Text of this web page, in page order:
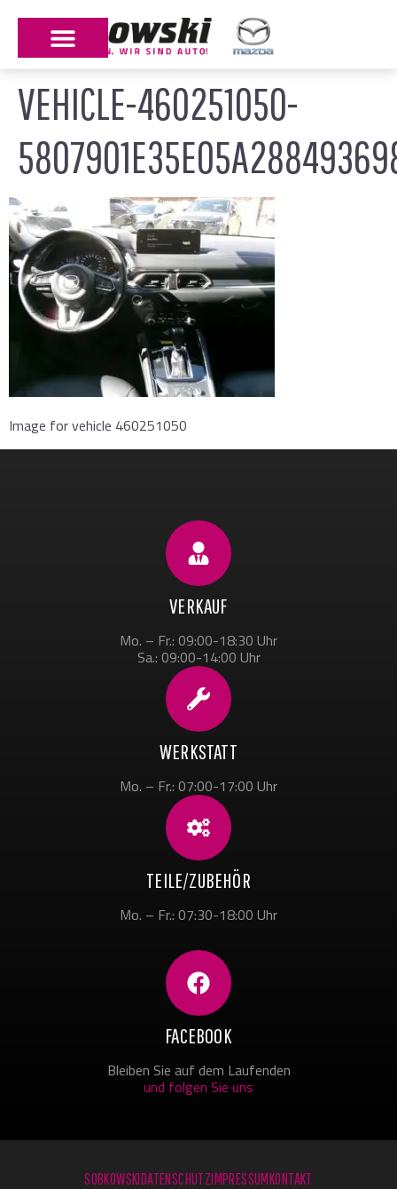
VEHICLE-460251050-
Image for vehicle 460251050
VERKAUF
Mo. – Fr.: 09:00-18:30 Uhr
Sa.: 09:00-14:00 Uhr
WERKSTATT
Mo. – Fr.: 07:00-17:00 Uhr
TEILE/ZUBEHÖR
Mo. – Fr.: 07:30-18:00 Uhr
FACEBOOK
Bleiben Sie auf dem Laufenden
und folgen Sie uns
SOBKOWSKIDATENSCHUTZIMPRESSUMKONTAKT